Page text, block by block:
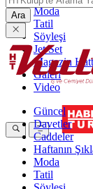
Moda
Tatil
Söyleşi
Jet Set
Magazin
Galeri
Video
Ara
Güncel
Davetler
Caddeler
Haftanın
Moda
Tatil